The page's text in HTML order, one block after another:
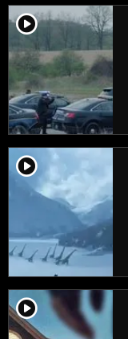
player2
player2
player2